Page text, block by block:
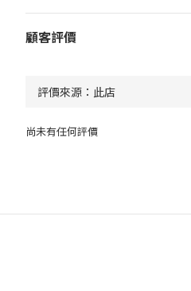
顧客評價
尚未有任何評價